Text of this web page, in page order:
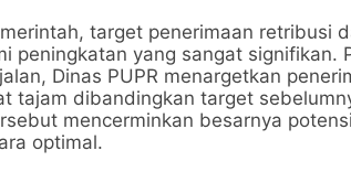
target penerimaan retribusi
peningkatan yang sangat signifikan.
Dinas PUPR menargetkan
tajam dibandingkan target
mencerminkan besarnya
optimal.